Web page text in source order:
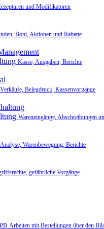
und Modifikatoren
Boni, Aktionen und Rabatte
Kasse, Ausgaben, Berichte
Verkäufe, Belegdruck, Kassenvorgänge
Wareneingänge, Abschreibungen
Warenbewegung, Berichte
gefährliche Vorgänge
Arbeiten mit Bestellungen über den